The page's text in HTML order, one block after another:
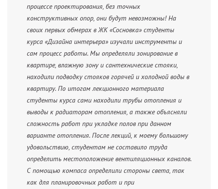
процессе проектирования, без точных
конструктивных опор, они будут невозможны! На
своих первых обмерах в ЖК «Сосновка» студенты
курса «Дизайна интерьера» изучали инструменты и
сам процесс работы. Мы определяли зонирование в
квартире, влажную зону и сантехнические стояки,
находили подводку стояков горячей и холодной воды в
квартиру. По итогам лекционного материала
студенты курса сами находили трубы отопления и
выводы к радиаторам отопления, а также объясняли
сложность работ при укладке полов при данном
варианте отопления. После лекций, к моему большому
удовольствию, студентам не составило труда
определить местоположение вентиляционных каналов.
С помощью компаса определили стороны света, так
как для планировочных работ и при